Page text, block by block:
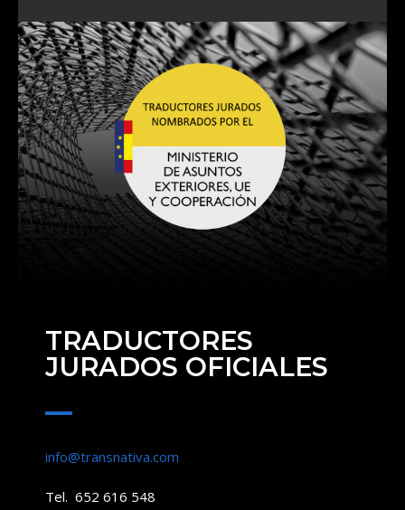
TRADUCTORES
JURADOS OFICIALES
info@transnativa.com
Tel. 652 616 548